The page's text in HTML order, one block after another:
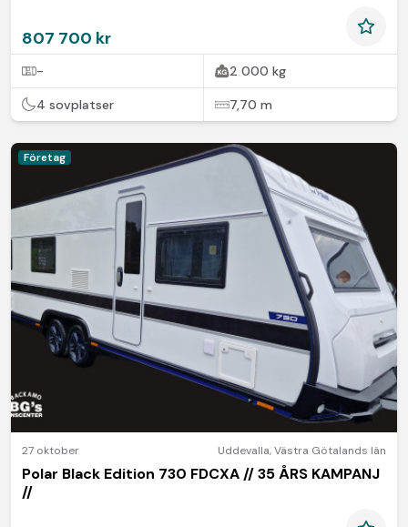
807 700 kr
- 2 000 kg
4 sovplatser 7,70 m
Företag
27 oktober Uddevalla,Västra Götalands län
Polar Black Edition 730 FDCXA // 35 ÅRS KAMPANJ
//